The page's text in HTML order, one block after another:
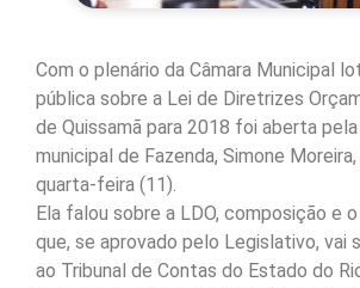
Com o plenário da Câmara Municipal
pública sobre a Lei de Diretrizes
de Quissamã para 2018 foi aberta
municipal de Fazenda, Simone
quarta-feira (11).
Ela falou sobre a LDO, composição e
que, se aprovado pelo Legislativo, vai
ao Tribunal de Contas do Estado do